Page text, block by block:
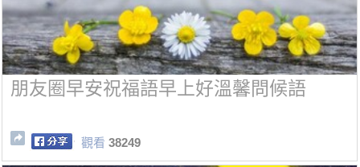
朋友圈早安祝福語早上好溫馨問候語
觀看 38249